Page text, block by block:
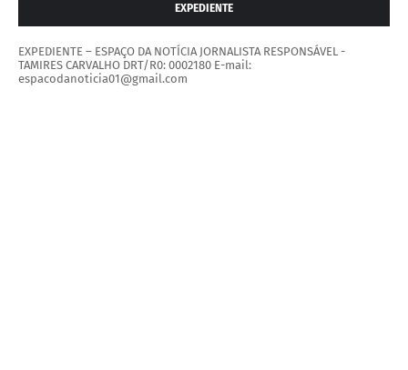
EXPEDIENTE
EXPEDIENTE – ESPAÇO DA NOTÍCIA JORNALISTA RESPONSÁVEL -
TAMIRES CARVALHO DRT/R0: 0002180 E-mail:
espacodanoticia01@gmail.com